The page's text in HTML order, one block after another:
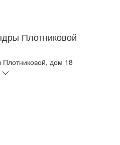
Плотниковой
Плотниковой, дом 18